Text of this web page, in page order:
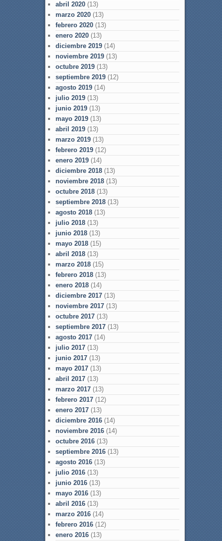
abril 2020(13)
marzo 2020(13)
febrero 2020(13)
enero 2020(13)
diciembre 2019(14)
noviembre 2019(13)
octubre 2019(13)
septiembre 2019(12)
agosto 2019(14)
julio 2019(13)
junio 2019(13)
mayo 2019(13)
abril 2019(13)
marzo 2019(13)
febrero 2019(12)
enero 2019(14)
diciembre 2018(13)
noviembre 2018(13)
octubre 2018(13)
septiembre 2018(13)
agosto 2018(13)
julio 2018(13)
junio 2018(13)
mayo 2018(15)
abril 2018(13)
marzo 2018(15)
febrero 2018(13)
enero 2018(14)
diciembre 2017(13)
noviembre 2017(13)
octubre 2017(13)
septiembre 2017(13)
agosto 2017(14)
julio 2017(13)
junio 2017(13)
mayo 2017(13)
abril 2017(13)
marzo 2017(13)
febrero 2017(12)
enero 2017(13)
diciembre 2016(14)
noviembre 2016(14)
octubre 2016(13)
septiembre 2016(13)
agosto 2016(13)
julio 2016(13)
junio 2016(13)
mayo 2016(13)
abril 2016(13)
marzo 2016(14)
febrero 2016(12)
enero 2016(13)